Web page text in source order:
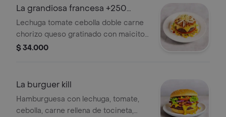
La grandiosa francesa +250
postobon
Lechuga tomate cebolla doble carne
chorizo queso gratinado con maicitos
y tocineta salsa de la casa y salsa
$ 34.000
La burguer kill
Hamburguesa con lechuga, tomate,
cebolla, carne rellena de tocineta,